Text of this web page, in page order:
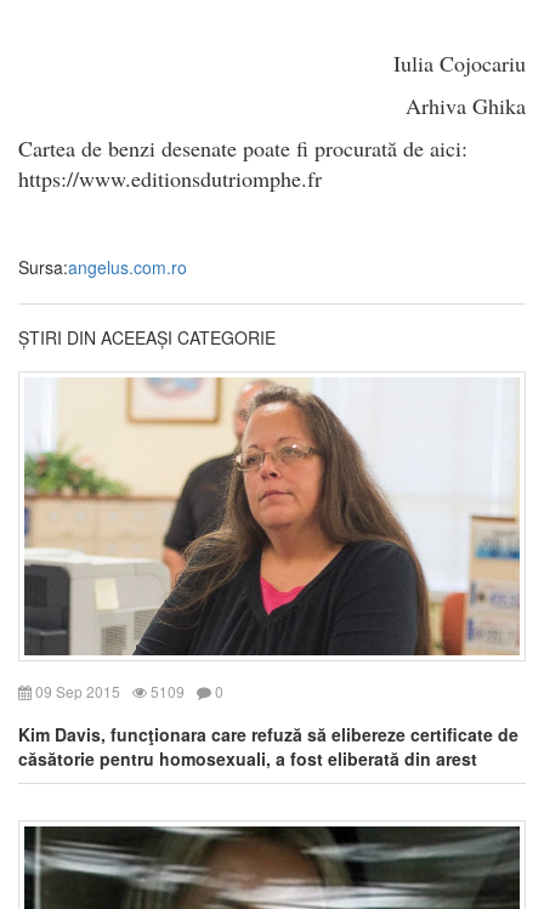
Iulia Cojocariu
Arhiva Ghika
Cartea de benzi desenate poate fi procurată de aici:
https://www.editionsdutriomphe.fr
Sursa:angelus.com.ro
ȘTIRI DIN ACEEAȘI CATEGORIE
09 Sep 2015 5109 0
Kim Davis, funcţionara care refuză să elibereze certificate de
căsătorie pentru homosexuali, a fost eliberată din arest